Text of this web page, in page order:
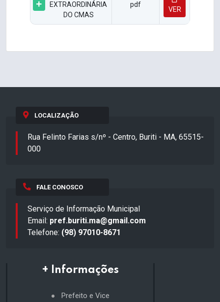
EXTRAORDINÁRIA
DO CMAS
pdf
VER
LOCALIZAÇÃO
Rua Felinto Farias s/nº - Centro, Buriti - MA, 65515-
000
FALE CONOSCO
Serviço de Informação Municipal
Email: pref.buriti.ma@gmail.com
Telefone: (98) 97010-8671
+ Informações
Prefeito e Vice